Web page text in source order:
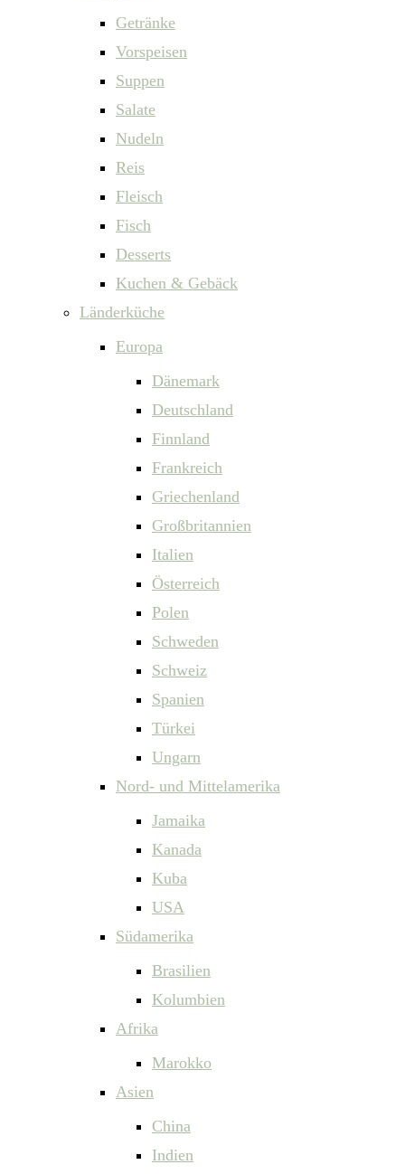
Getränke
Vorspeisen
Suppen
Salate
Nudeln
Reis
Fleisch
Fisch
Desserts
Kuchen & Gebäck
Länderküche
Europa
Dänemark
Deutschland
Finnland
Frankreich
Griechenland
Großbritannien
Italien
Österreich
Polen
Schweden
Schweiz
Spanien
Türkei
Ungarn
Nord- und Mittelamerika
Jamaika
Kanada
Kuba
USA
Südamerika
Brasilien
Kolumbien
Afrika
Marokko
Asien
China
Indien